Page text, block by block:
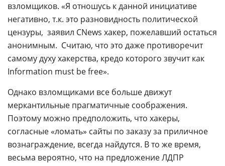
взломщиков. «Я отношусь к данной инициативе
негативно, т.к. это разновидность политической
цензуры,  заявил CNews хакер, пожелавший остаться
анонимным.  Считаю, что это даже противоречит
самому духу хакерства, кредо которого звучит как
Information must be free».
Однако взломщиками все больше движут
меркантильные прагматичные соображения.
Поэтому можно предположить, что хакеры,
согласные «ломать» сайты по заказу за приличное
вознаграждение, всегда найдутся. В то же время,
весьма вероятно, что на предложение ЛДПР